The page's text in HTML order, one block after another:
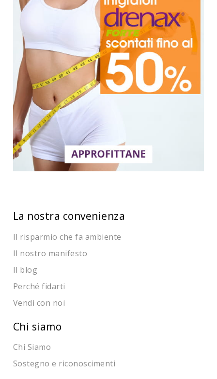
La nostra convenienza
Il risparmio che fa ambiente
Il nostro manifesto
Il blog
Perché fidarti
Vendi con noi
Chi siamo
Chi Siamo
Sostegno e riconoscimenti